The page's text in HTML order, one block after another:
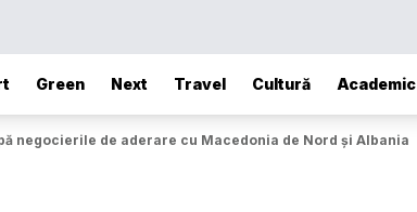
Green Next Travel Cultură Academic
negocierile de aderare cu Macedonia de Nord şi Albania